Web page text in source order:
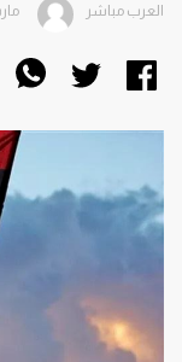
العرب مباشر مارس 26,